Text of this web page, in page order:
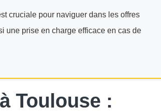
cruciale pour naviguer dans les offres
une prise en charge efficace en cas de
Toulouse :